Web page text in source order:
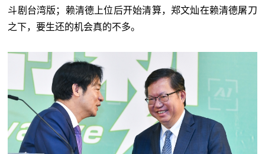
斗剧台湾版；赖清德上位后开始清算，郑文灿在赖清德屠刀
之下，要生还的机会真的不多。